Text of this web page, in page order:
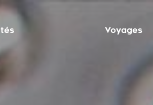
Voyages